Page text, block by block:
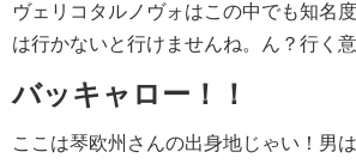
ヴェリコタルノヴォはこの中でも知名
は行かないと行けませんね。ん？行く
バッキャロー！！
ここは琴欧州さんの出身地じゃい！男